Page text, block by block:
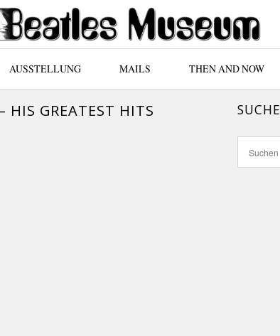
AUSSTELLUNG MAILS THEN AND NOW
HIS GREATEST HITS SUCHE